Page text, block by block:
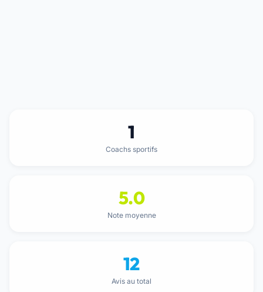
1
Coachs sportifs
5.0
Note moyenne
12
Avis au total